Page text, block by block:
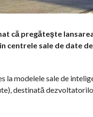
că pregăteşte
centrele sale de date
la modelele sale de
destinată